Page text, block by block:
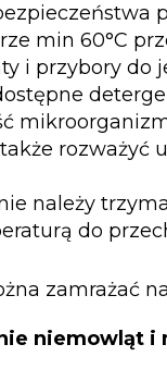
min 60°C
i przybory do
rozważyć
należy
do
zamrażać
niemowląt i